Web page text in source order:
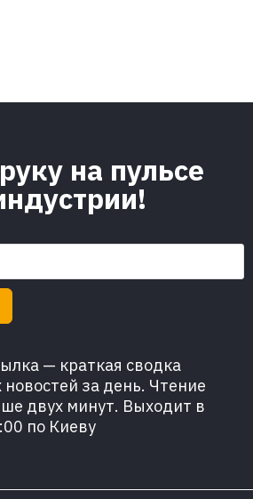
на пульсе
— краткая сводка
за день. Чтение
двух минут. Выходит в
по Киеву